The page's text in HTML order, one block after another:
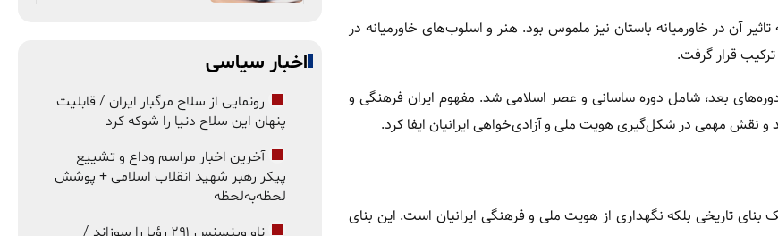
آن در خاورمیانه باستان نیز ملموس بود. هنر و اسلوب‌های خاورمیانه در
قرار گرفت.
بعد، شامل دوره ساسانی و عصر اسلامی شد. مفهوم ایران فرهنگی و
و نقش مهمی در شکل‌گیری هویت ملی و آزادی‌خواهی ایرانیان ایفا کرد.
تاریخی بلکه نگهداری از هویت ملی و فرهنگی ایرانیان است. این بنای
اخبار سیاسی
رونمایی از سلاح مرگبار ایران / قابلیت
پنهان این سلاح دنیا را شوکه کرد
آخرین اخبار مراسم وداع و تشییع
پیکر رهبر شهید انقلاب اسلامی + پوشش
لحظه‌به‌لحظه